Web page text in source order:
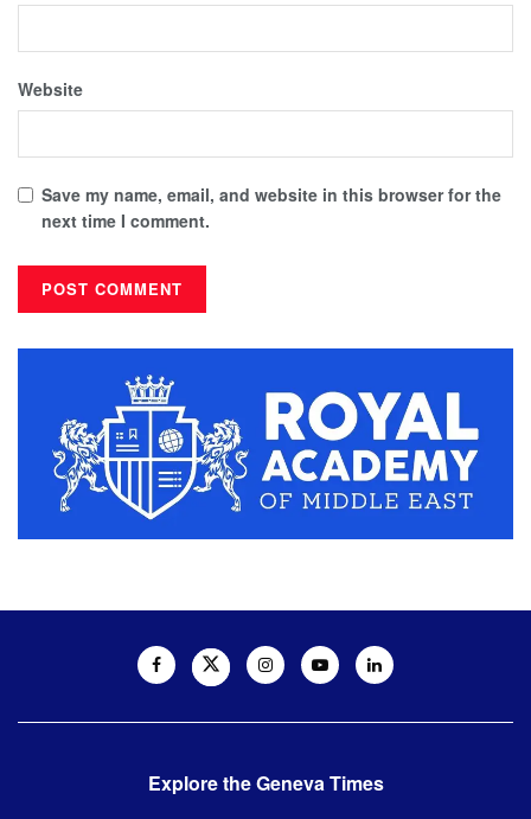
Website
Save my name, email, and website in this browser for the
next time I comment.
Explore the Geneva Times